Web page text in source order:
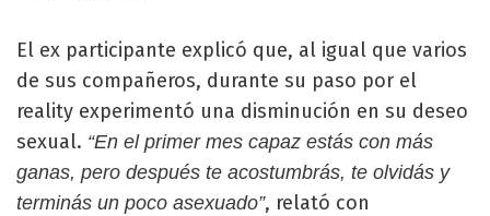
El ex participante explicó que, al igual que varios
de sus compañeros, durante su paso por el
reality experimentó una disminución en su deseo
sexual. “En el primer mes capaz estás con más
ganas, pero después te acostumbrás, te olvidás y
terminás un poco asexuado”, relató con